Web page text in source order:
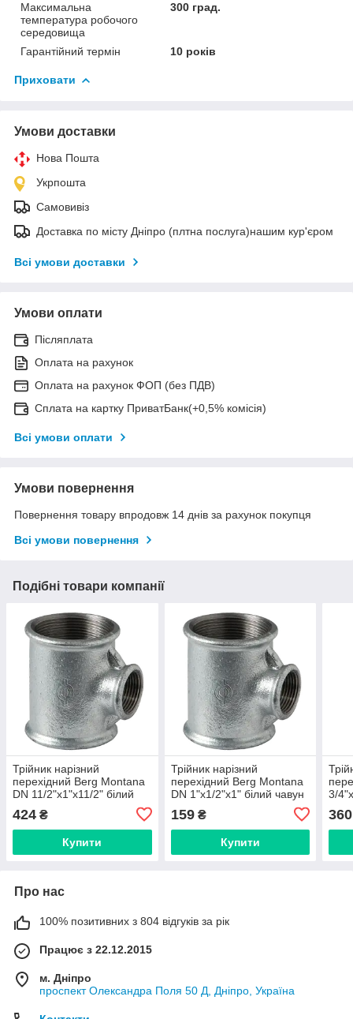
Максимальна
температура робочого
середовища
300 град.
Гарантійний термін 10 років
Приховати
Умови доставки
Нова Пошта
Укрпошта
Самовивіз
Доставка по місту Дніпро (плтна послуга)нашим кур'єром
Всі умови доставки
Умови оплати
Післяплата
Оплата на рахунок
Оплата на рахунок ФОП (без ПДВ)
Сплата на картку ПриватБанк(+0,5% комісія)
Всі умови оплати
Умови повернення
Повернення товару впродовж 14 днів за рахунок покупця
Всі умови повернення
Подібні товари компанії
Трійник нарізний
перехідний Berg Montana
DN 11/2"x1"x11/2" білий
чавун (Іспанія) 13025757
424 ₴
Купити
Трійник нарізний
перехідний Berg Montana
DN 1"x1/2"x1" білий чавун
159₴
Купити
3/
Про нас
100% позитивних з 804 відгуків за рік
Працює з 22.12.2015
м. Дніпро
проспект Олександра Поля 50 Д, Дніпро, Україна